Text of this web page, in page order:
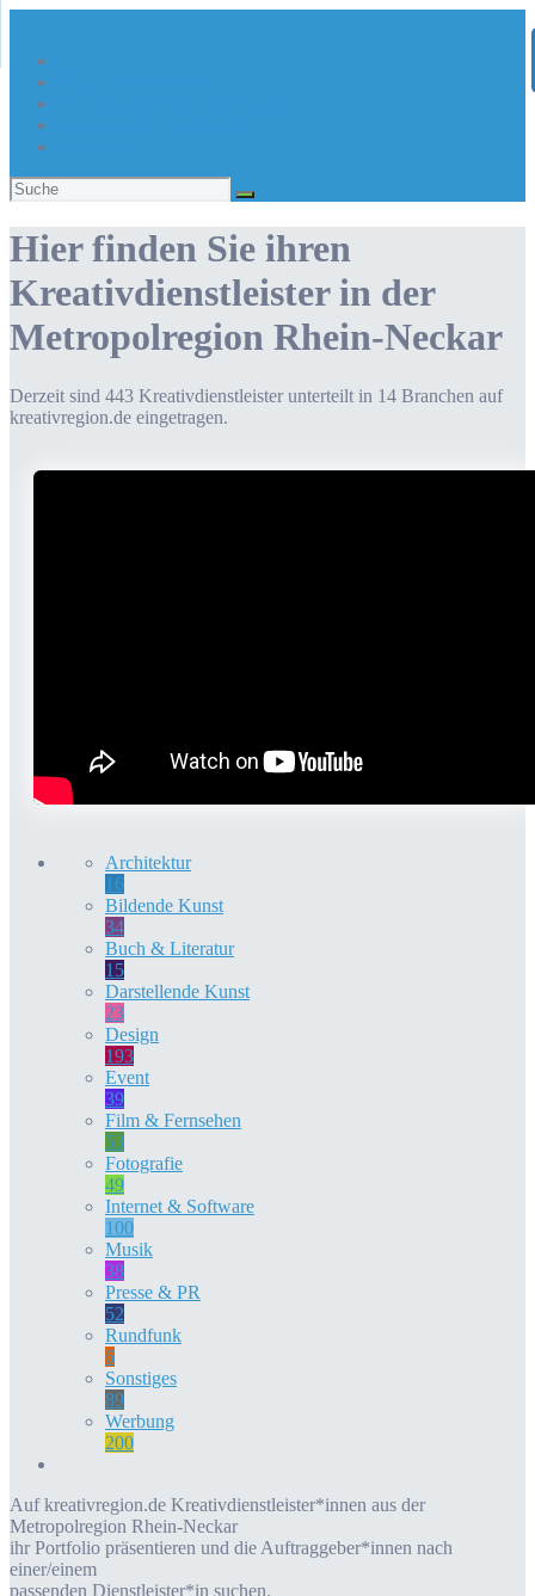
Suchen
nach:
Hier finden Sie ihren
Kreativdienstleister in der
Metropolregion Rhein-Neckar
Derzeit sind 443 Kreativdienstleister unterteilt in 14 Branchen auf
kreativregion.de eingetragen.
Architektur
16
Bildende Kunst
34
Buch & Literatur
15
Darstellende Kunst
23
Design
193
Event
39
Film & Fernsehen
53
Fotografie
49
Internet & Software
100
Musik
38
Presse & PR
52
Rundfunk
6
Sonstiges
89
Werbung
200
Auf kreativregion.de Kreativdienstleister*innen aus der
Metropolregion Rhein-Neckar
ihr Portfolio präsentieren und die Auftraggeber*innen nach
einer/einem
passenden Dienstleister*in suchen.